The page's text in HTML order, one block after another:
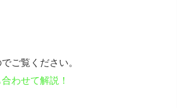
ご覧ください。
わせて解説！